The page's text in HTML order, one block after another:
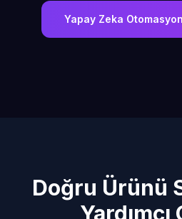
Yapay Zeka
Doğru Ürünü
Yardımcı